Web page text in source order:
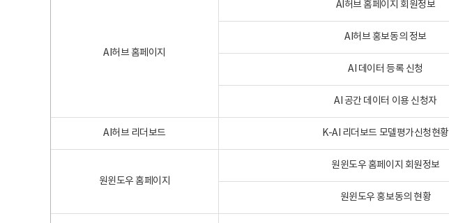
AI허브 홈페이지
AI허브 홈페이지 회원정보
AI허브 홍보동의 정보
AI 데이터 등록 신청
AI 공간 데이터 이용 신청자
AI허브 리더보드 K-AI 리더보드 모델평가신청현황
원윈도우 홈페이지
원윈도우 홈페이지 회원정보
원윈도우 홍보동의 현황